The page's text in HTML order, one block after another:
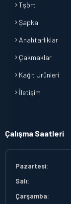
Tşört
Şapka
Anahtarlıklar
Çakmaklar
Kağıt Ürünleri
İletişim
Çalışma Saatleri
Pazartesi:
Salı:
Çarşamba: